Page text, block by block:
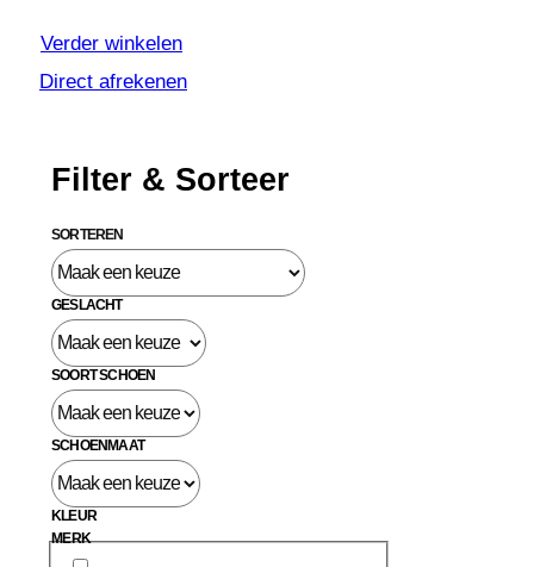
Verder winkelen
Direct afrekenen
Filter & Sorteer
SORTEREN
GESLACHT
SOORT SCHOEN
SCHOENMAAT
KLEUR
MERK